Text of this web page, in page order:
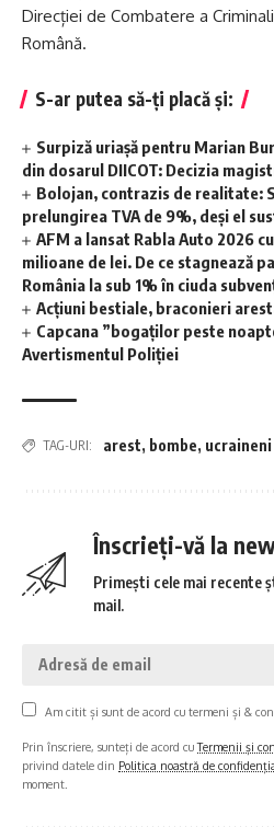
Direcției de Combatere a
Română.
S-ar putea să-ți placă și:
Surpiză uriașă pentru Marian
din dosarul DIICOT: Decizia
Bolojan, contrazis de realitate:
prelungirea TVA de 9%, deși el
AFM a lansat Rabla Auto 2026
milioane de lei. De ce stagnează
România la sub 1% în ciuda
Acțiuni bestiale, braconieri
Capcana ”bogaților peste
Avertismentul Poliției
TAG-URI: arest, bombe, ucraineni
Înscrieți-vă la
Primești cele mai recente
mail.
Am citit și sunt de acord cu termeni și &
Prin înscriere, sunteți de acord cuTermenii și
privind datele din Politica noastră de
moment.